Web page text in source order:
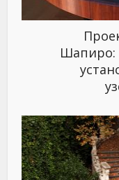
Шапиро: